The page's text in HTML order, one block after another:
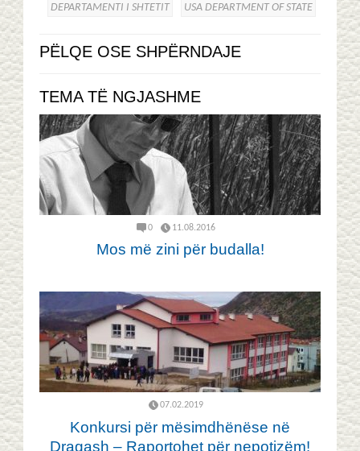
DEPARTAMENTI I SHTETIT USA DEPARTMENT OF STATE
PËLQE OSE SHPËRNDAJE
TEMA TË NGJASHME
0 11.08.2016
Mos më zini për budalla!
07.02.2019
Konkursi për mësimdhënëse në
Dragash – Raportohet për nepotizëm!